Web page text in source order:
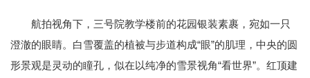
航拍视角下，三号院教学楼前的花园银装素裹，宛如一只
澄澈的眼睛。白雪覆盖的植被与步道构成“眼”的肌理，中央的圆
形景观是灵动的瞳孔，似在以纯净的雪景视角“看世界”。红顶建